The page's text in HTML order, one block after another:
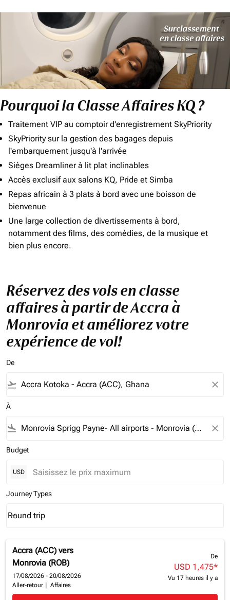
Pourquoi la Classe Affaires KQ ?
Traitement VIP au comptoir d'enregistrement SkyPriority
SkyPriority sur la gestion des bagages depuis
l'embarquement jusqu'à l'arrivée
Sièges Dreamliner à lit plat inclinables
Accès exclusif aux salons KQ, Pride et Simba
Repas africain à 3 plats à bord avec une boisson de
bienvenue
Une large collection de divertissements à bord,
notamment des films, des comédies, de la musique et
bien plus encore.
Réservez des vols en classe
affaires à partir de Accra à
Monrovia et améliorez votre
expérience de vol!
De
flight_takeoff close
À
flight_land close
Budget
USD
Journey Types
Journey Types option Round trip Selected
Round trip
keyboard_arrow_down
Accra (ACC) vers
Monrovia (ROB)
17/08/2026 - 20/08/2026
Aller-retour
Affaires
De
USD 1,475*
Vu 17 heures il y a